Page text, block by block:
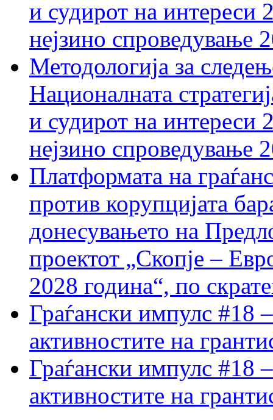
и судирот на интереси
нејзино спроведување
Методологија за
Националната
и судирот на интереси
нејзино спроведување
Платформата на
против корупцијата
донесувањето на
проектот „Скопје –
2028 година“, по
Граѓански импулс #18
активностите на
Граѓански импулс #18
активностите на